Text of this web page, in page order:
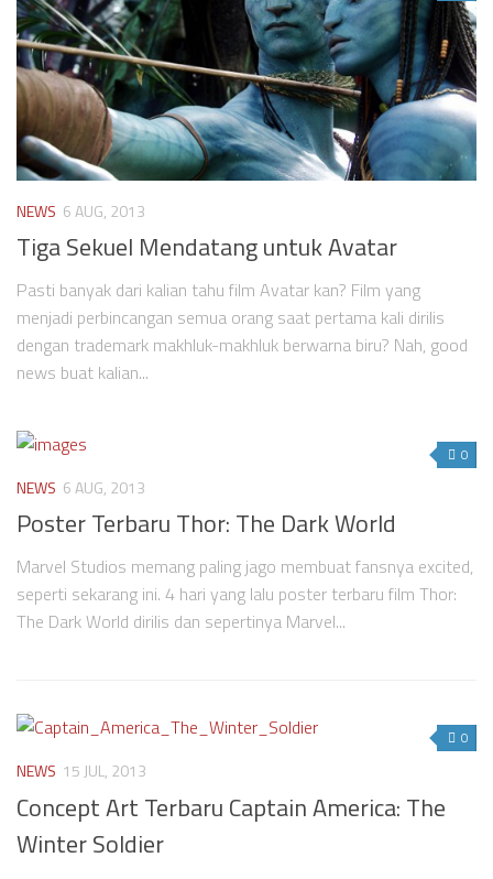
NEWS 6 AUG, 2013
Tiga Sekuel Mendatang untuk Avatar
Pasti banyak dari kalian tahu film Avatar kan? Film yang
menjadi perbincangan semua orang saat pertama kali dirilis
dengan trademark makhluk-makhluk berwarna biru? Nah, good
news buat kalian...
0
NEWS 6 AUG, 2013
Poster Terbaru Thor: The Dark World
Marvel Studios memang paling jago membuat fansnya excited,
seperti sekarang ini. 4 hari yang lalu poster terbaru film Thor:
The Dark World dirilis dan sepertinya Marvel...
0
NEWS 15 JUL, 2013
Concept Art Terbaru Captain America: The
Winter Soldier